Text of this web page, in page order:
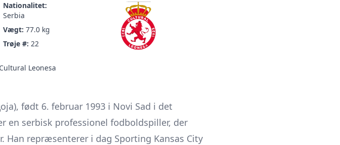
Nationalitet:
Serbia
Vægt: 77.0 kg
Trøje #: 22
Cultural Leonesa
født 6. februar 1993 i Novi Sad i det
en serbisk professionel fodboldspiller, der
repræsenterer i dag Sporting Kansas City